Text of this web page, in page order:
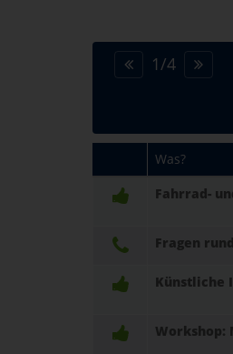
1/4
Was?
Fahrrad-
Fragen
Künstliche
Workshop: